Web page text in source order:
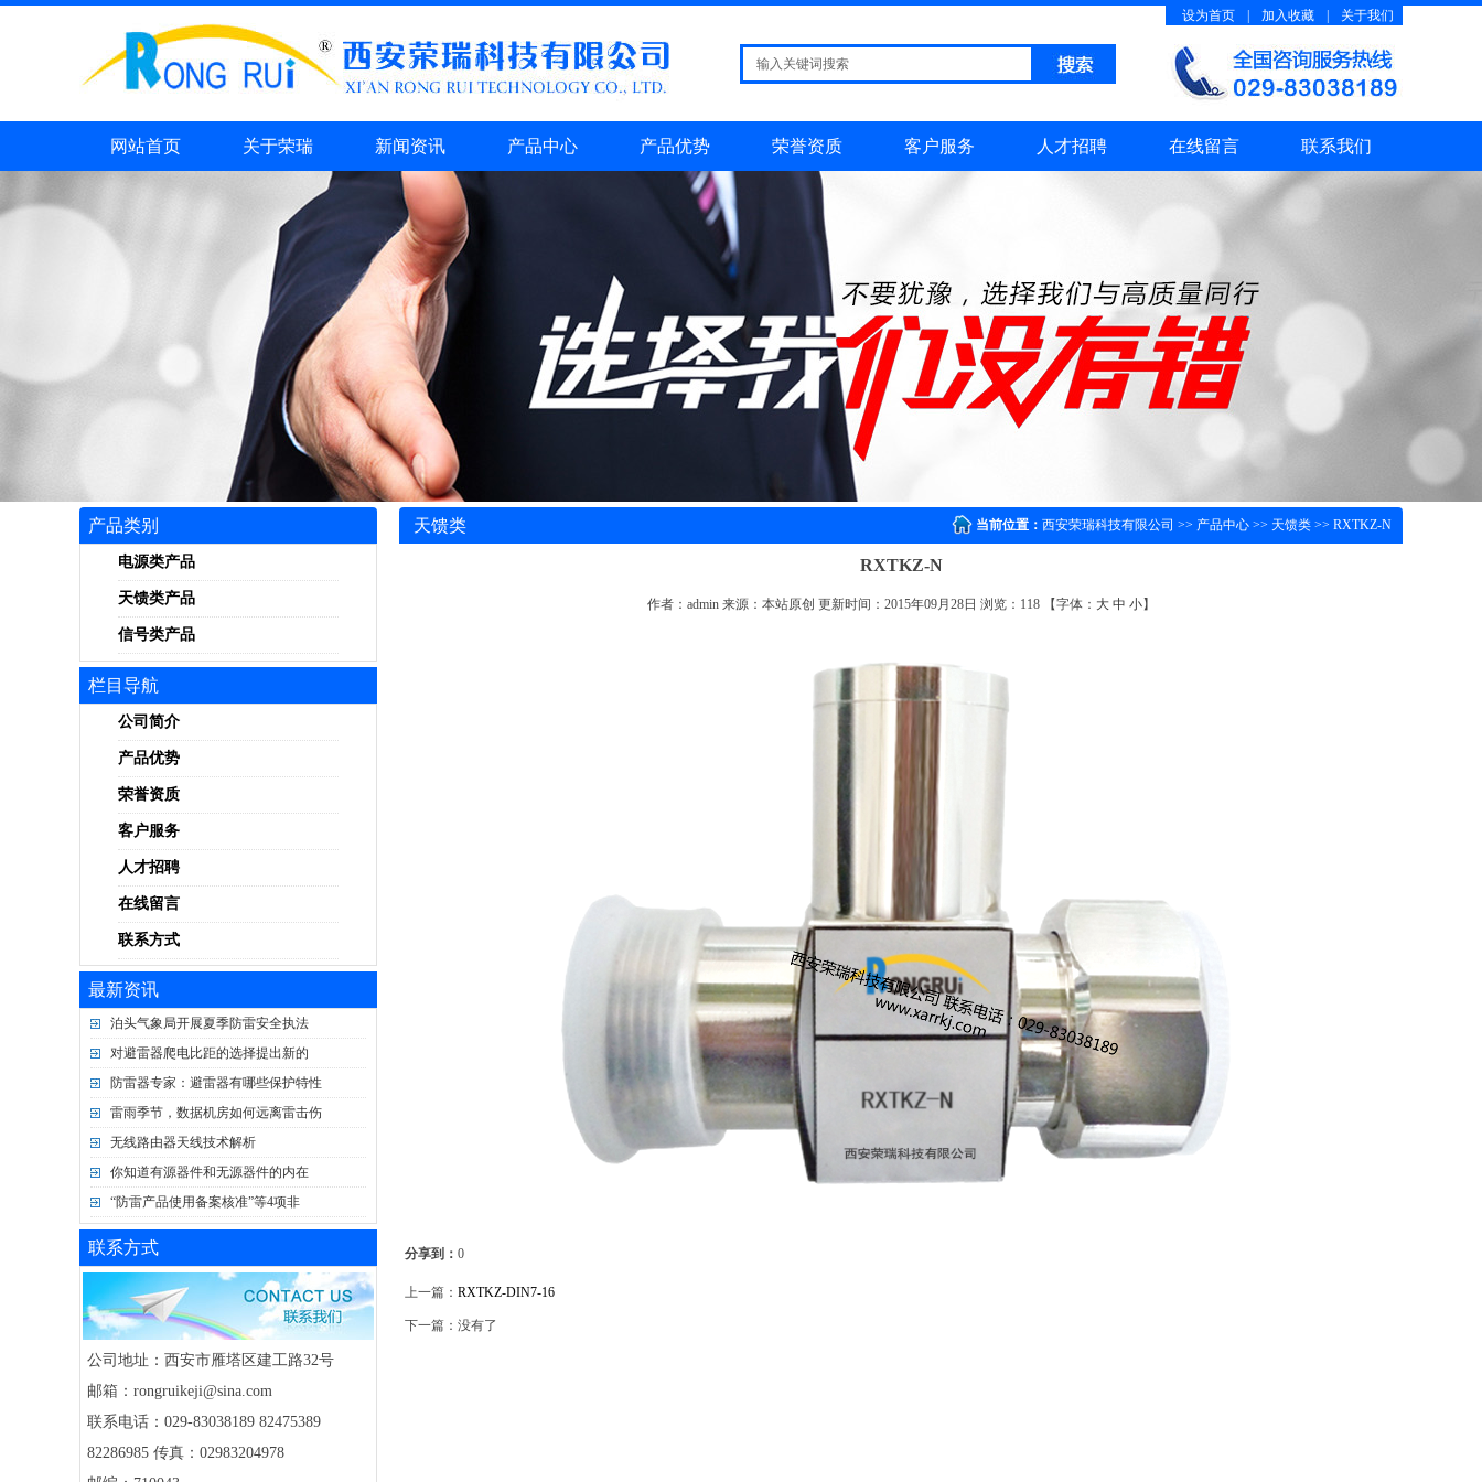
设为首页 加入收藏 关于我们
网站首页 关于荣瑞 新闻资讯 产品中心 产品优势 荣誉资质 客户服务 人才招聘 在线留言 联系我们
产品类别
电源类产品
天馈类产品
信号类产品
栏目导航
公司简介
产品优势
荣誉资质
客户服务
人才招聘
在线留言
联系方式
最新资讯
泊头气象局开展夏季防雷安全执法
对避雷器爬电比距的选择提出新的
防雷器专家：避雷器有哪些保护特性
雷雨季节，数据机房如何远离雷击伤
无线路由器天线技术解析
你知道有源器件和无源器件的内在
“防雷产品使用备案核准”等4项非
联系方式
公司地址：西安市雁塔区建工路32号
邮箱：rongruikeji@sina.com
联系电话：029-83038189 82475389
82286985 传真：02983204978
当前位置： 西安荣瑞科技有限公司 >> 产品中心 >> 天馈类 >> RXTKZ-N
天馈类
RXTKZ-N
作者：admin 来源：本站原创 更新时间：2015年09月28日 浏览： 118 【字体： 大 中 小】
分享到： 0
上一篇： RXTKZ-DIN7-16
下一篇：没有了